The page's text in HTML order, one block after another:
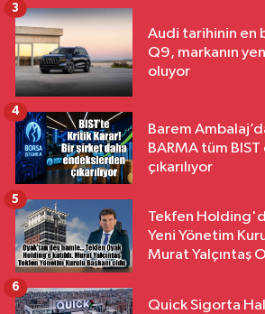
Audi tarihinin en
Q9, markanın
oluyor
3
Barem
BARMA tüm
çıkarılıyor
4
Tekfen
Yeni Yönetim
Murat Yalçıntaş
5
Quick Sigorta
6